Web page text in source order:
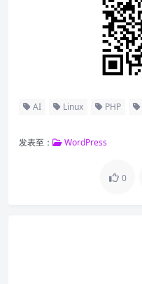
AI Linux PHP
发表至： WordPress
0